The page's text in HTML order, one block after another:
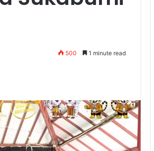
500 1 minute read